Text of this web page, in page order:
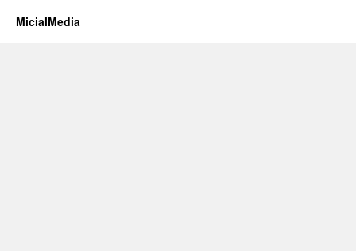
MicialMedia